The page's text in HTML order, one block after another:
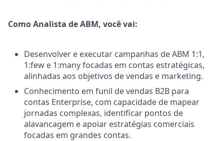
Como Analista de ABM, você vai:
Desenvolver e executar campanhas de ABM 1:1,
1:few e 1:many focadas em contas estratégicas,
alinhadas aos objetivos de vendas e marketing.
Conhecimento em funil de vendas B2B para
contas Enterprise, com capacidade de mapear
jornadas complexas, identificar pontos de
alavancagem e apoiar estratégias comerciais
focadas em grandes contas.